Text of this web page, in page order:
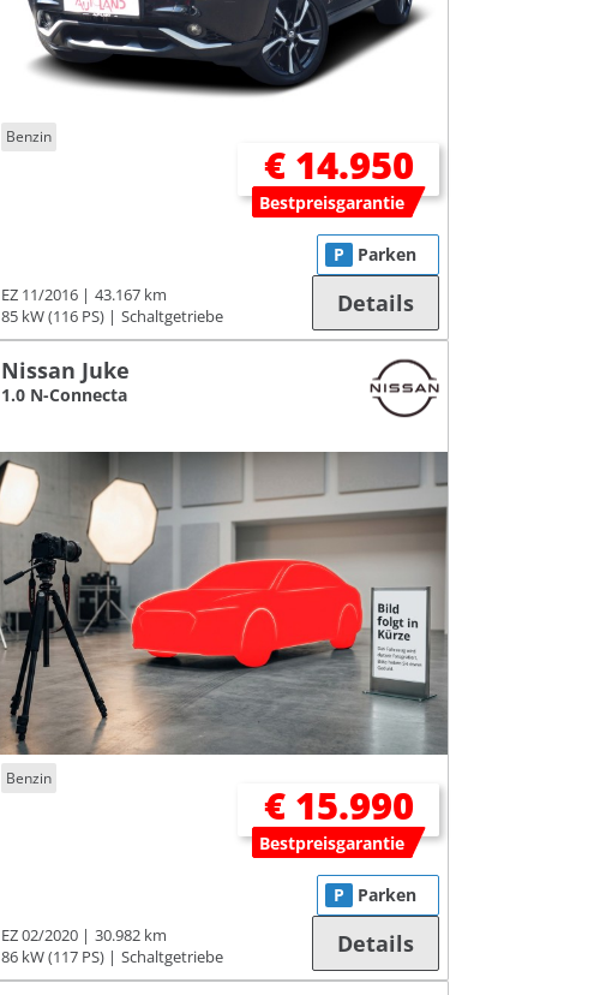
Benzin
€ 14.950
Bestpreisgarantie
EZ 11/2016
43.167 km
85 kW (116 PS)
Schaltgetriebe
P Parken
Details
Nissan Juke
1.0 N-Connecta
Benzin
€ 15.990
Bestpreisgarantie
EZ 02/2020
30.982 km
86 kW (117 PS)
Schaltgetriebe
P Parken
Details